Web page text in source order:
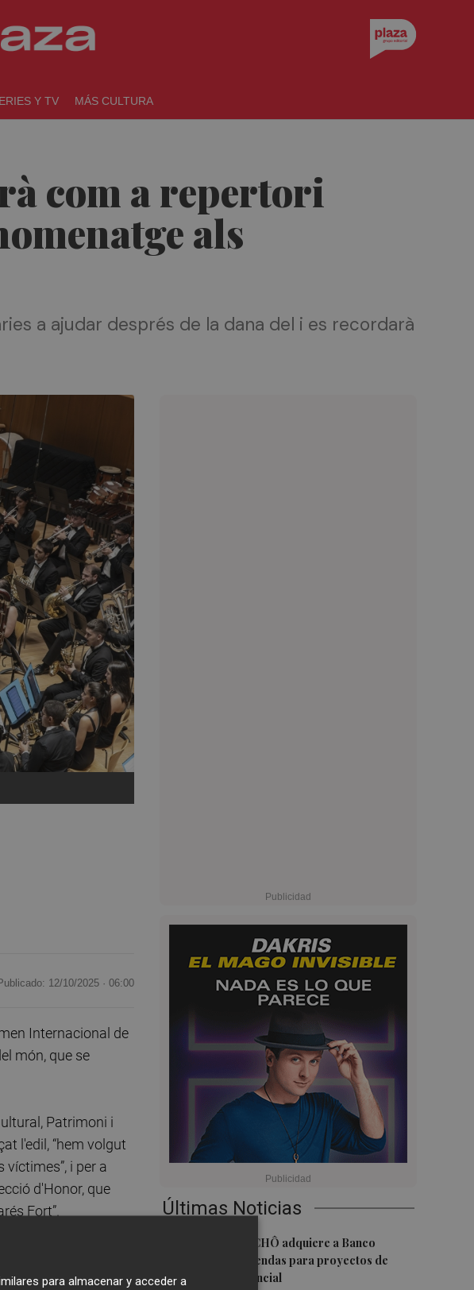
Y TV MÁS CULTURA
com a repertori
als
a ajudar després de la dana del i es recordarà
Últimas Noticias
La Socimi tuTECHÔ adquiere a Banco
Sabadell 23 viviendas para proyectos de
inclusión residencial
12/10/2025 · 06:00
Internacional de
món, que se
Patrimoni i
l'edil, “hem volgut
i per a
d'Honor, que
Fort”.
distribuïdes
la qualitat
para almacenar y acceder a